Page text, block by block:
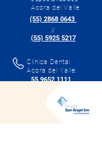
Acora del Valle :
(55) 2868 0643
y
(55) 5925 5217
Clínica Dental
Acora del Valle:
55 9652 1111